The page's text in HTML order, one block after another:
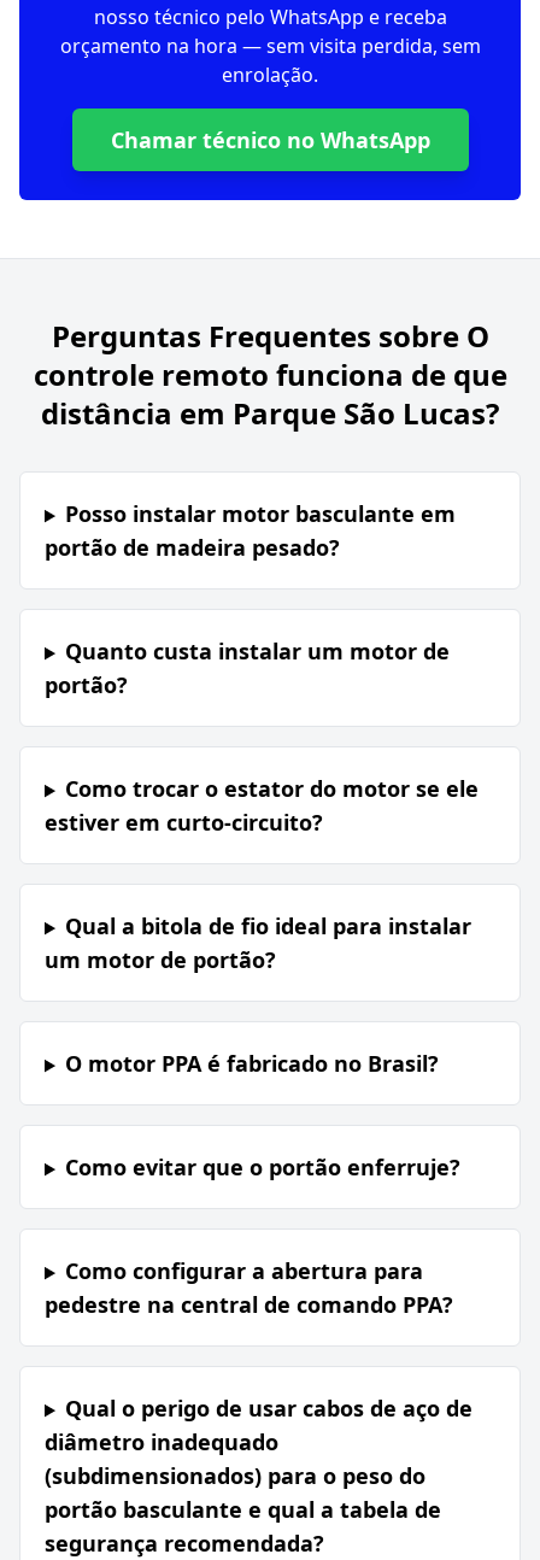
nosso técnico pelo WhatsApp e receba
orçamento na hora — sem visita perdida, sem
enrolação.
Chamar técnico no WhatsApp
Perguntas Frequentes sobre O
controle remoto funciona de que
distância em Parque São Lucas?
Posso instalar motor basculante em
portão de madeira pesado?
Quanto custa instalar um motor de
portão?
Como trocar o estator do motor se ele
estiver em curto-circuito?
Qual a bitola de fio ideal para instalar
um motor de portão?
O motor PPA é fabricado no Brasil?
Como evitar que o portão enferruje?
Como configurar a abertura para
pedestre na central de comando PPA?
Qual o perigo de usar cabos de aço de
diâmetro inadequado
(subdimensionados) para o peso do
portão basculante e qual a tabela de
segurança recomendada?